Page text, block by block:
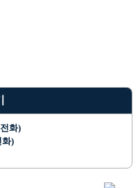
화)
화)